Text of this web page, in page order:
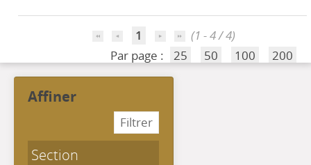
1
(1 - 4 / 4)
Par page :
25 50 100 200
affiner
Section